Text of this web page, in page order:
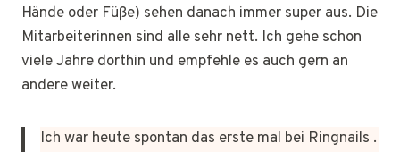
Hände oder Füße) sehen danach immer super aus. Die
Mitarbeiterinnen sind alle sehr nett. Ich gehe schon
viele Jahre dorthin und empfehle es auch gern an
andere weiter.
Ich war heute spontan das erste mal bei Ringnails .